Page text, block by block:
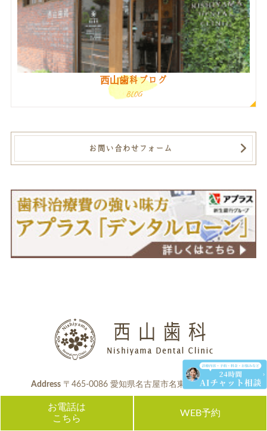
西山歯科ブログ
BLOG
お問い合わせフォーム
お電話は
こちら
WEB予約
Address 〒465-0086 愛知県名古屋市名東区代万町1-95
052-703-5225